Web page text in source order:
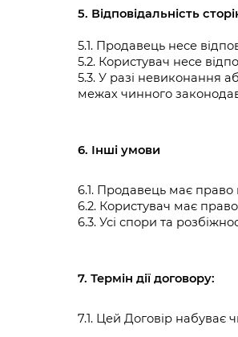
5. Відповідальність
5.1. Продавець несе
5.2. Користувач несе
5.3. У разі невиконання
межах чинного
6. Інші умови
6.1. Продавець має
6.2. Користувач має
6.3. Усі спори та
7. Термін дії договору:
7.1. Цей Договір набуває